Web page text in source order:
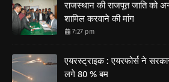
राजस्थान की राजपूत जाति को
शामिल करवाने की मांग
7:27 pm
एयरस्ट्राइक : एयरफोर्स ने
लगे 80 % बम